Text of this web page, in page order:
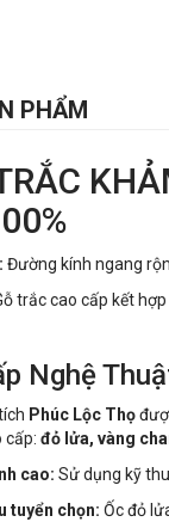
PHẨM
Đường kính ngang
trắc cao cấp kết
Nghệ
Phúc Lộc Thọ
cấp: đỏ lửa, vàng
cao: Sử dụng kỹ
tuyển chọn: Ốc đỏ